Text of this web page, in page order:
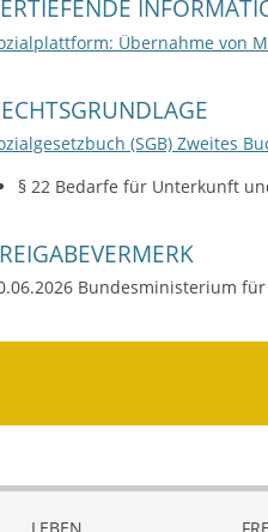
Übernahme von
(SGB) Zweites
§ 22 Bedarfe für Unterkunft
Bundesministerium